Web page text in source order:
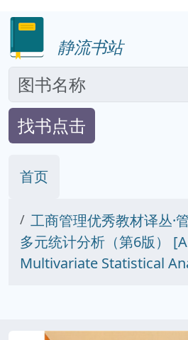
静流书站
找书点击
首页
工商管理优秀教材译丛·
多元统计分析（第6版）
Multivariate Statistical